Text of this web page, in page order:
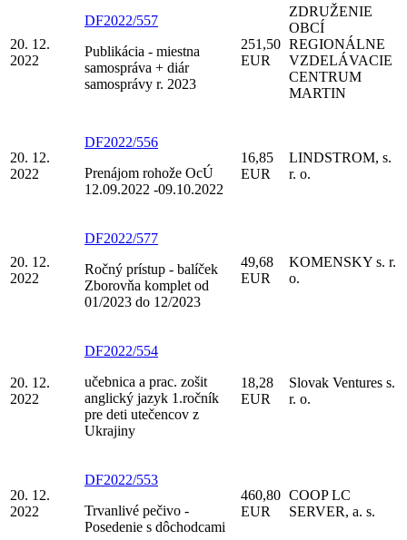
20. 12.
2022
DF2022/557
Publikácia - miestna
samospráva + diár
samosprávy r. 2023
251,50
EUR
ZDRUŽENIE
OBCÍ
REGIONÁLNE
VZDELÁVACIE
CENTRUM
MARTIN
20. 12.
2022
DF2022/556
Prenájom rohože OcÚ
12.09.2022 -09.10.2022
16,85
EUR
LINDSTROM, s.
r. o.
20. 12.
2022
DF2022/577
Ročný prístup - balíček
Zborovňa komplet od
01/2023 do 12/2023
49,68
EUR
KOMENSKY s. r.
o.
20. 12.
2022
DF2022/554
učebnica a prac. zošit
anglický jazyk 1.ročník
pre deti utečencov z
Ukrajiny
18,28
EUR
Slovak Ventures s.
r. o.
20. 12.
2022
DF2022/553
Trvanlivé pečivo -
Posedenie s dôchodcami
460,80
EUR
COOP LC
SERVER, a. s.